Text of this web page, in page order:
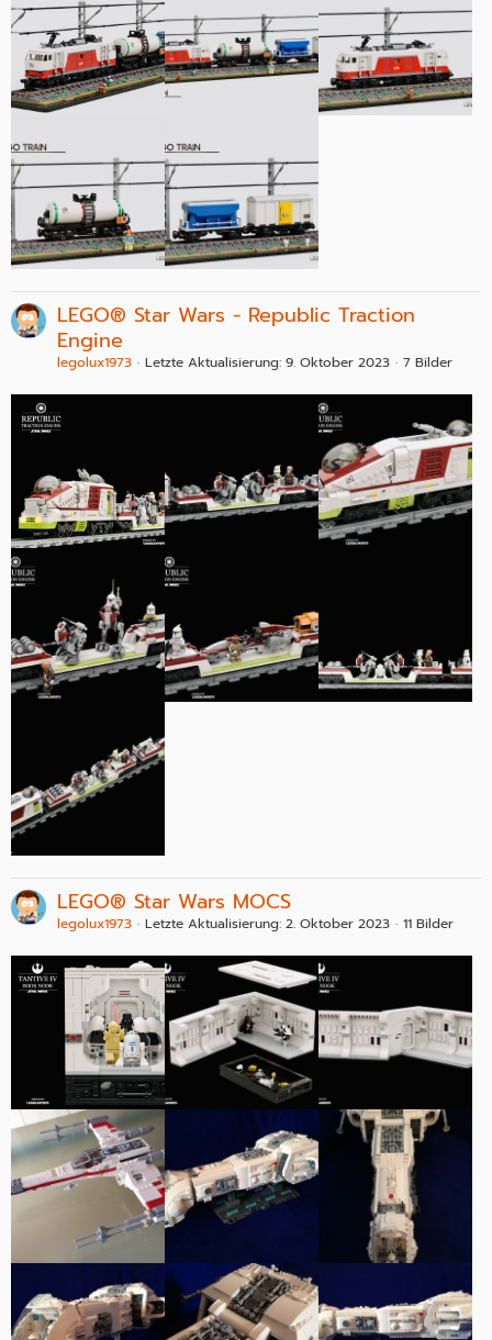
LEGO® Star Wars - Republic Traction
Engine
legolux1973 Letzte Aktualisierung: 9. Oktober 2023 7 Bilder
LEGO® Star Wars MOCS
legolux1973 Letzte Aktualisierung: 2. Oktober 2023 11 Bilder